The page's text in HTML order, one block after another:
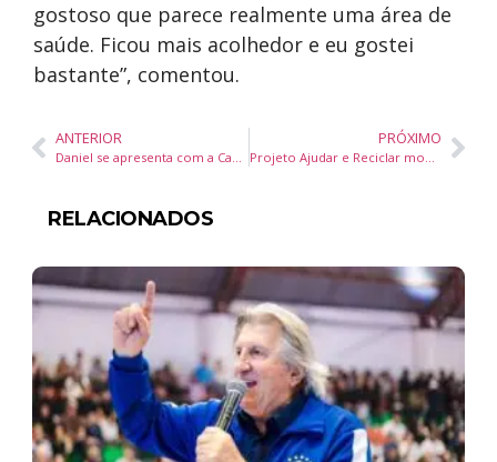
gostoso que parece realmente uma área de
saúde. Ficou mais acolhedor e eu gostei
bastante”, comentou.
ANTERIOR
Daniel se apresenta com a Camerata Florianópolis na final gratuita do Santa Catarina Canta
PRÓXIMO
Projeto Ajudar e Reciclar mobiliza alunos em Camboriú e pode atingir 2 toneladas de tampinhas
RELACIONADOS